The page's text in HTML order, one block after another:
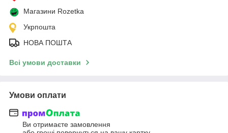
Магазини Rozetka
Укрпошта
НОВА ПОШТА
Всі умови доставки
Умови оплати
Ви отримаєте замовлення